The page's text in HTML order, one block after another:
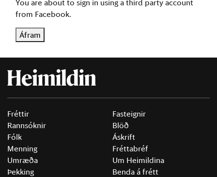
You are about to sign in using a third party account
from Facebook.
Áfram
Fréttir
Rannsóknir
Fólk
Menning
Umræða
Þekking
Fasteignir
Blöð
Áskrift
Fréttabréf
Um Heimildina
Benda á frétt